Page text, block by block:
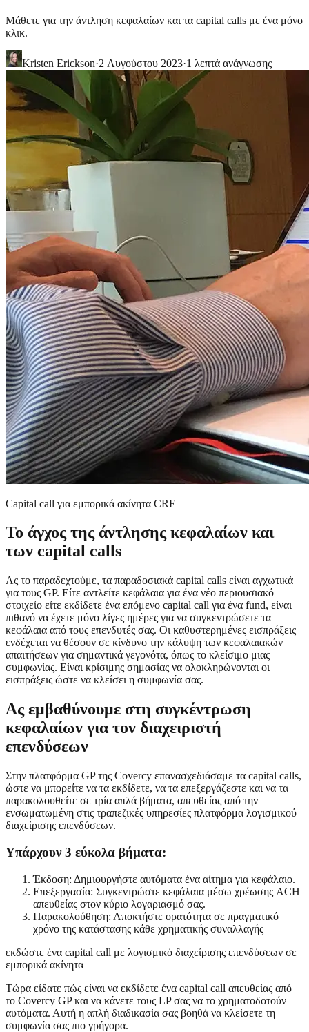
Μάθετε για την άντληση κεφαλαίων και τα capital calls με ένα μόνο
κλικ.
Kristen Erickson·2 Αυγούστου 2023·1 λεπτά ανάγνωσης
Capital call για εμπορικά ακίνητα CRE
Το άγχος της άντλησης κεφαλαίων και
των capital calls
Ας το παραδεχτούμε, τα παραδοσιακά capital calls είναι αγχωτικά
για τους GP. Είτε αντλείτε κεφάλαια για ένα νέο περιουσιακό
στοιχείο είτε εκδίδετε ένα επόμενο capital call για ένα fund, είναι
πιθανό να έχετε μόνο λίγες ημέρες για να συγκεντρώσετε τα
κεφάλαια από τους επενδυτές σας. Οι καθυστερημένες εισπράξεις
ενδέχεται να θέσουν σε κίνδυνο την κάλυψη των κεφαλαιακών
απαιτήσεων για σημαντικά γεγονότα, όπως το κλείσιμο μιας
συμφωνίας. Είναι κρίσιμης σημασίας να ολοκληρώνονται οι
εισπράξεις ώστε να κλείσει η συμφωνία σας.
Ας εμβαθύνουμε στη συγκέντρωση
κεφαλαίων για τον διαχειριστή
επενδύσεων
Στην πλατφόρμα GP της Covercy επανασχεδιάσαμε τα capital calls,
ώστε να μπορείτε να τα εκδίδετε, να τα επεξεργάζεστε και να τα
παρακολουθείτε σε τρία απλά βήματα, απευθείας από την
ενσωματωμένη στις τραπεζικές υπηρεσίες πλατφόρμα λογισμικού
διαχείρισης επενδύσεων.
Υπάρχουν 3 εύκολα βήματα:
Έκδοση: Δημιουργήστε αυτόματα ένα αίτημα για κεφάλαιο.
Επεξεργασία: Συγκεντρώστε κεφάλαια μέσω χρέωσης ACH
απευθείας στον κύριο λογαριασμό σας.
Παρακολούθηση: Αποκτήστε ορατότητα σε πραγματικό
χρόνο της κατάστασης κάθε χρηματικής συναλλαγής
εκδώστε ένα capital call με λογισμικό διαχείρισης επενδύσεων σε
εμπορικά ακίνητα
Τώρα είδατε πώς είναι να εκδίδετε ένα capital call απευθείας από
το Covercy GP και να κάνετε τους LP σας να το χρηματοδοτούν
αυτόματα. Αυτή η απλή διαδικασία σας βοηθά να κλείσετε τη
συμφωνία σας πιο γρήγορα.